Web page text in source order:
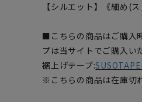
【シルエット】《細め(
■こちらの商品はご購入
プは当サイトでご購入い
裾上げテープ:
※こちらの商品は在庫切